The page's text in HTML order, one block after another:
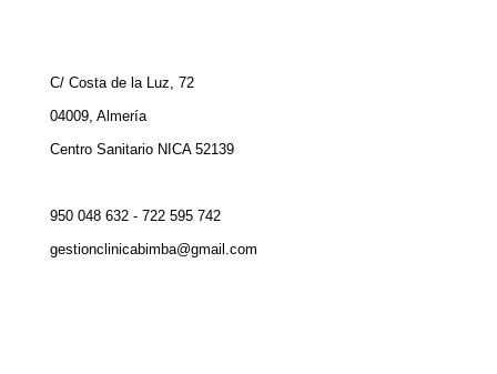
C/ Costa de la Luz, 72
04009, Almería
Centro Sanitario NICA 52139
950 048 632 - 722 595 742
gestionclinicabimba@gmail.com